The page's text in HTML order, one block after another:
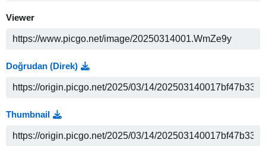
Viewer
Doğrudan (Direk)
Thumbnail